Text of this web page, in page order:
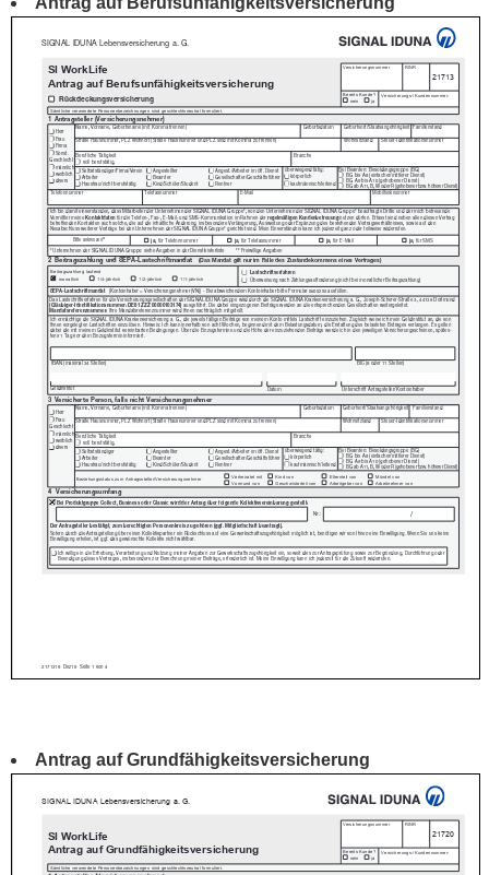
Antrag auf Grundfähigkeitsversicherung